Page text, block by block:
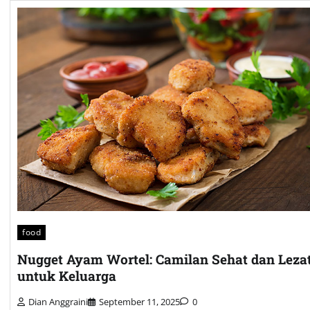
food
Nugget Ayam Wortel: Camilan Sehat dan
untuk Keluarga
Dian Anggraini September 11, 2025 0